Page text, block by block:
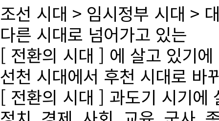
조선 시대 > 임시정부 시대 >
다른 시대로 넘어가고 있는
[ 전환의 시대 ] 에 살고 있기에
선천 시대에서 후천 시대로 바
[ 전환의 시대 ] 과도기 시기에